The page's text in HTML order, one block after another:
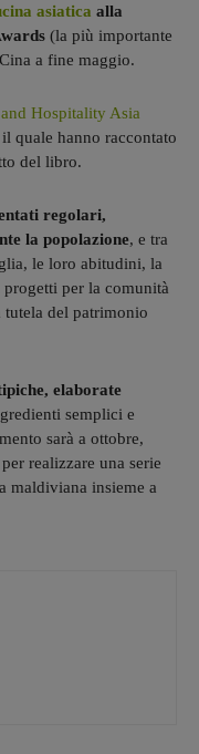
asiatica alla
(la più importante
a fine maggio.
Hospitality Asia
quale hanno raccontato
del libro.
regolari,
la popolazione, e tra
le loro abitudini, la
per la comunità
del patrimonio
elaborate
semplici e
sarà a ottobre,
realizzare una serie
maldiviana insieme a